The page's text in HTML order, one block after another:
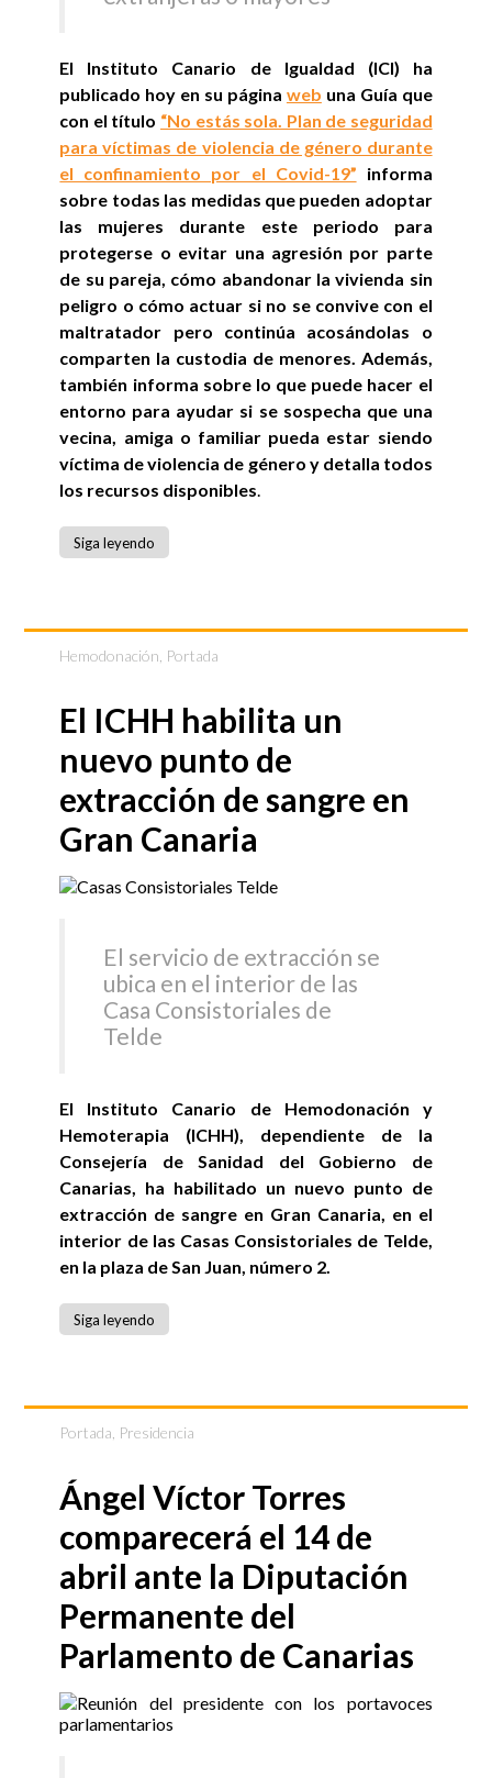
El Instituto Canario de Igualdad (ICI) ha
publicado hoy en su página web una Guía que
con el título “No estás sola. Plan de seguridad
para víctimas de violencia de género durante
el confinamiento por el Covid-19” informa
sobre todas las medidas que pueden adoptar
las mujeres durante este periodo para
protegerse o evitar una agresión por parte
de su pareja, cómo abandonar la vivienda sin
peligro o cómo actuar si no se convive con el
maltratador pero continúa acosándolas o
comparten la custodia de menores. Además,
también informa sobre lo que puede hacer el
entorno para ayudar si se sospecha que una
vecina, amiga o familiar pueda estar siendo
víctima de violencia de género y detalla todos
los recursos disponibles.
Siga leyendo
Hemodonación Portada
El ICHH habilita un
nuevo punto de
extracción de sangre en
Gran Canaria
El servicio de extracción se
ubica en el interior de las
Casa Consistoriales de
Telde
El Instituto Canario de Hemodonación y
Hemoterapia (ICHH), dependiente de la
Consejería de Sanidad del Gobierno de
Canarias, ha habilitado un nuevo punto de
extracción de sangre en Gran Canaria, en el
interior de las Casas Consistoriales de Telde,
en la plaza de San Juan, número 2.
Siga leyendo
Portada Presidencia
Ángel Víctor Torres
comparecerá el 14 de
abril ante la Diputación
Permanente del
Parlamento de Canarias